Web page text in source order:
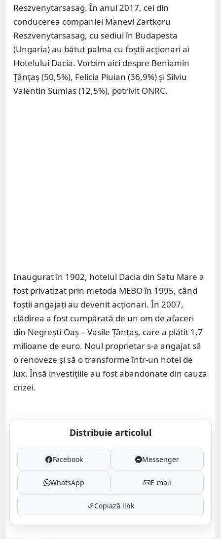
Reszvenytarsasag. În anul 2017, cei din
conducerea companiei Manevi Zartkoru
Reszvenytarsasag, cu sediul în Budapesta
(Ungaria) au bătut palma cu foștii acționari ai
Hotelului Dacia. Vorbim aici despre Beniamin
Ţânţaş (50,5%), Felicia Piuian (36,9%) şi Silviu
Valentin Sumlas (12,5%), potrivit ONRC.
Inaugurat în 1902, hotelul Dacia din Satu Mare a
fost privatizat prin metoda MEBO în 1995, când
foştii angajaţi au devenit acţionari. În 2007,
clădirea a fost cumpărată de un om de afaceri
din Negreşti-Oaş – Vasile Ţânţaş, care a plătit 1,7
milioane de euro. Noul proprietar s-a angajat să
o renoveze şi să o transforme într-un hotel de
lux. Însă investiţiile au fost abandonate din cauza
crizei.
Distribuie articolul
Facebook Messenger
WhatsApp E-mail
Copiază link